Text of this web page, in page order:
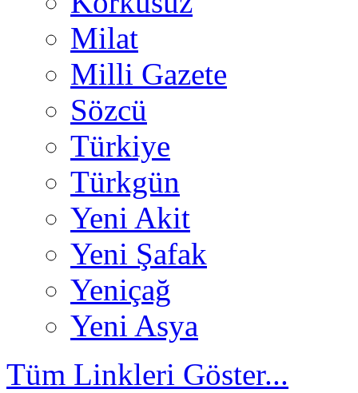
Milat
Milli Gazete
Sözcü
Türkiye
Türkgün
Yeni Akit
Yeni Şafak
Yeniçağ
Yeni Asya
Tüm Linkleri Göster...